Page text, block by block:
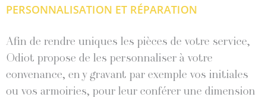
PERSONNALISATION ET RÉPARATION
Afin de rendre uniques les pièces de votre service,
Odiot propose de les personnaliser à votre
convenance, en y gravant par exemple vos initiales
ou vos armoiries, pour leur conférer une dimension